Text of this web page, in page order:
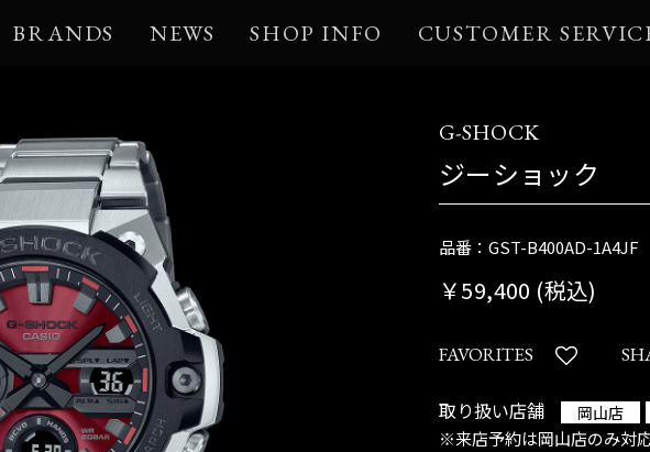
BRANDS NEWS SHOP INFO CUSTOMER
G-SHOCK
ジーショック
品番：GST-B400AD-1A4JF
￥59,400 (税込)
FAVORITES
取り扱い店舗 岡山店
※来店予約は岡山店のみ対